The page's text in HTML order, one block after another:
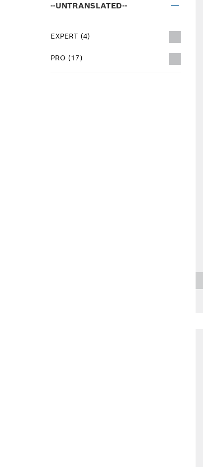
--UNTRANSLATED--
EXPERT (4)
PRO (17)